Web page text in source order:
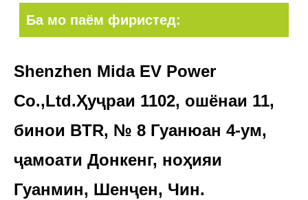
Ба мо паём фиристед:
Shenzhen Mida EV Power
Co.,Ltd.Ҳуҷраи 1102, ошёнаи 11,
бинои BTR, № 8 Гуанюан 4-ум,
ҷамоати Донкенг, ноҳияи
Гуанмин, Шенҷен, Чин.